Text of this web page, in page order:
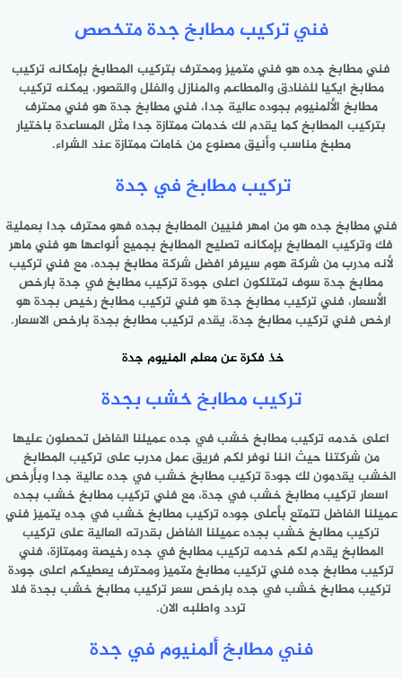
فني تركيب مطابخ جدة متخصص
فني مطابخ جده هو فني متميز ومحترف بتركيب المطابخ بإمكانه تركيب
مطابخ ايكيا للفنادق والمطاعم والمنازل والفلل والقصور، يمكنه تركيب
مطابخ الألمنيوم بجوده عالية جدا، فني مطابخ جدة هو فني محترف
بتركيب المطابخ كما يقدم لك خدمات ممتازة جدا مثل المساعدة باختيار
مطبخ مناسب وأنيق مصنوع من خامات ممتازة عند الشراء.
تركيب مطابخ في جدة
فني مطابخ جده هو من امهر فنيين المطابخ بجده فهو محترف جدا بعملية
فك وتركيب المطابخ بإمكانه تصليح المطابخ بجميع أنواعها هو فني ماهر
لأنه مدرب من شركة هوم سيرفر افضل شركة مطابخ بجده، مع فني تركيب
مطابخ جدة سوف تمتلكون اعلى جودة تركيب مطابخ في جدة بارخص
الأسعار، فني تركيب مطابخ جدة هو فني تركيب مطابخ رخيص بجدة هو
ارخص فني تركيب مطابخ جدة، يقدم تركيب مطابخ بجدة بارخص الاسعار.
خذ فكرة عنمعلم المنيوم جدة
تركيب مطابخ خشب بجدة
اعلى خدمه تركيب مطابخ خشب في جده عميلنا الفاضل تحصلون عليها
من شركتنا حيث اننا نوفر لكم فريق عمل مدرب على تركيب المطابخ
الخشب يقدمون لك جودة تركيب مطابخ خشب في جده عالية جدا وبأرخص
اسعار تركيب مطابخ خشب في جدة، مع فني تركيب مطابخ خشب بجده
عميلنا الفاضل تتمتع بأعلى جوده تركيب مطابخ خشب في جده يتميز فني
تركيب مطابخ خشب بجده عميلنا الفاضل بقدرته العالية على تركيب
المطابخ يقدم لكم خدمه تركيب مطابخ في جده رخيصة وممتازة، فني
تركيب مطابخ جده فني تركيب مطابخ متميز ومحترف يعطيكم اعلى جودة
تركيب مطابخ خشب في جده بارخص سعر تركيب مطابخ خشب بجدة فلا
تردد واطلبه الان.
فني مطابخ ألمنيوم في جدة